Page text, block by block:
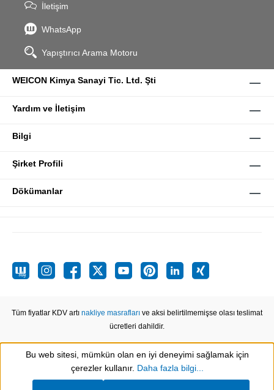
İletişim
WhatsApp
Yapıştırıcı Arama Motoru
WEICON Kimya Sanayi Tic. Ltd. Şti
Yardım ve İletişim
Bilgi
Şirket Profili
Dökümanlar
Tüm fiyatlar KDV artı nakliye masrafları ve aksi belirtilmemişse olası teslimat
ücretleri dahildir.
Show toolbar
Bu web sitesi, mümkün olan en iyi deneyimi sağlamak için
çerezler kullanır. Daha fazla bilgi...